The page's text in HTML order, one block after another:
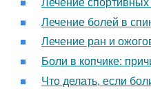
Лечение болей в
Лечение ран и
Боли в копчике:
Что делать, если